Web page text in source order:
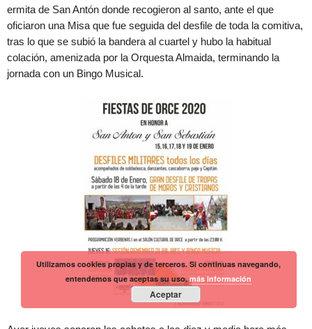
ermita de San Antón donde recogieron al santo, ante el que
oficiaron una Misa que fue seguida del desfile de toda la comitiva,
tras lo que se subió la bandera al cuartel y hubo la habitual
colación, amenizada por la Orquesta Almaida, terminando la
jornada con un Bingo Musical.
Utilizamos cookies propias y de terceros. Si continuas navegando,
entendemos que aceptas su uso.más información
Aceptar